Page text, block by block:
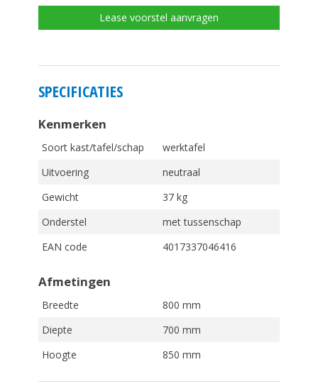
Lease voorstel aanvragen
SPECIFICATIES
Kenmerken
Soort kast/tafel/schap
werktafel
Uitvoering
neutraal
Gewicht
37 kg
Onderstel
met tussenschap
EAN code
4017337046416
Afmetingen
Breedte
800 mm
Diepte
700 mm
Hoogte
850 mm